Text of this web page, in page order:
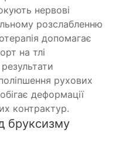
нервові
розслабленню
допомагає
на тлі
рухових
деформації
контрактур.
бруксизму